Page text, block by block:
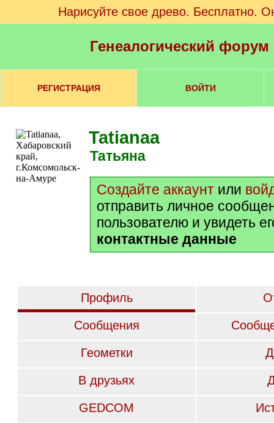
Нарисуйте свое древо. Бесплатно.
Генеалогический
РЕГИСТРАЦИЯ ВОЙТИ
Tatianaa
Татьяна
Создайте аккаунт или
отправить личное
пользователю и увидеть
контактные данные
Профиль
Сообщения
Геометки
В друзьях
GEDCOM